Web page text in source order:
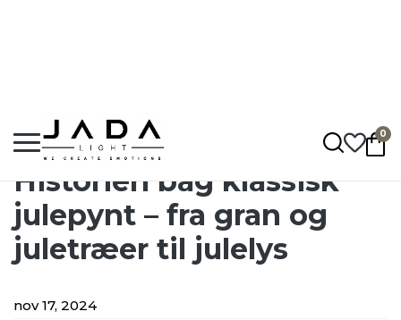
Jadalight Artikler Historien bag klassisk julepynt – fra gran og
Historien bag klassisk
julepynt – fra gran og
juletræer til julelys
nov 17, 2024